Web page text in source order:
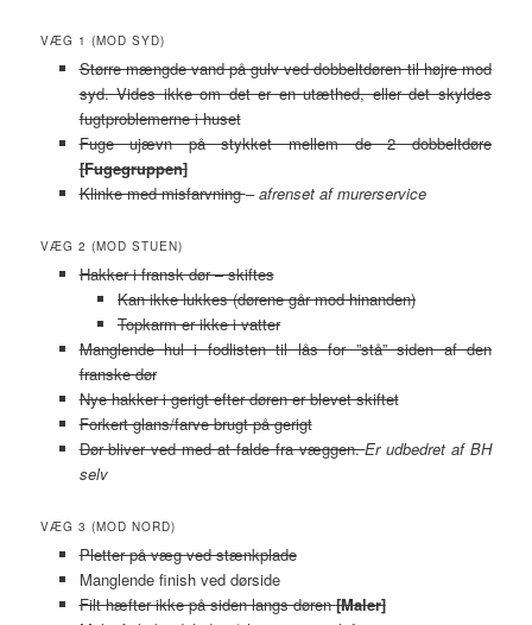
VÆG 1 (MOD SYD)
Større mængde vand på gulv ved dobbeltdøren til højre mod
syd. Vides ikke om det er en utæthed, eller det skyldes
fugtproblemerne i huset
Fuge ujævn på stykket mellem de 2 dobbeltdøre
[Fugegruppen]
Klinke med misfarvning–afrenset af murerservice
VÆG 2 (MOD STUEN)
Hakker i fransk dør – skiftes
Kan ikke lukkes (dørene går mod hinanden)
Topkarm er ikke i vatter
Manglende hul i fodlisten til lås for ”stå” siden af den
franske dør
Nye hakker i gerigt efter døren er blevet skiftet
Forkert glans/farve brugt på gerigt
Dør bliver ved med at falde fra væggen.Er udbedret af BH
selv
VÆG 3 (MOD NORD)
Pletter på væg ved stænkplade
Manglende finish ved dørside
Filt hæfter ikke på siden langs døren[Maler]